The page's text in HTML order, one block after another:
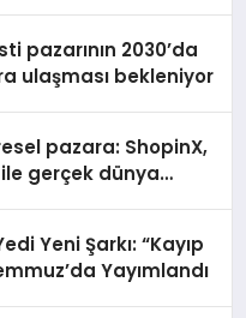
pazarının 2030’da
ulaşması bekleniyor
pazara: ShopinX,
gerçek dünya
Yeni Şarkı: “Kayıp
Yayımlandı